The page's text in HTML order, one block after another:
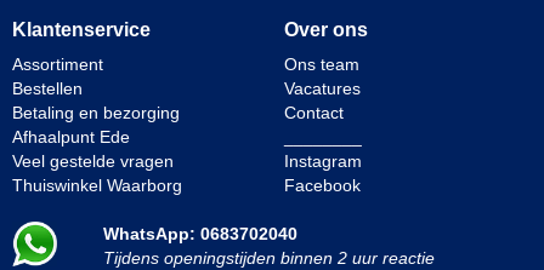
Klantenservice
Assortiment
Bestellen
Betaling en bezorging
Afhaalpunt Ede
Veel gestelde vragen
Thuiswinkel Waarborg
Over ons
Ons team
Vacatures
Contact
Instagram
Facebook
WhatsApp: 0683702040
Tijdens openingstijden binnen 2 uur reactie